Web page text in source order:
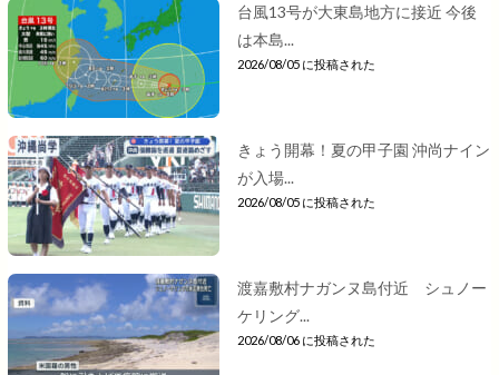
台風13号が大東島地方に接近 今後
は本島...
2026/08/05 に投稿された
きょう開幕！夏の甲子園 沖尚ナイン
が入場...
2026/08/05 に投稿された
渡嘉敷村ナガンヌ島付近 シュノー
ケリング...
2026/08/06 に投稿された